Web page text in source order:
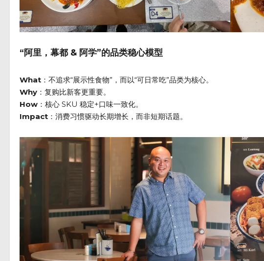
“阿里，幕都 & 阿学”的品类稳心模型
What ：不追求“展示性食物”，而以“可日常吃”品类为核心。
Why ：复购比新客更重要。
How ：核心 SKU 稳定+口味一致化。
Impact ：消费习惯驱动长期增长，而非短期话题。